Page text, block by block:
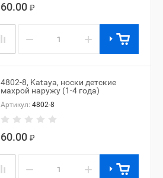
60.00 ₽
− +
4802-8, Kataya, носки детские
махрой наружу (1-4 года)
Артикул: 4802-8
60.00 ₽
− +